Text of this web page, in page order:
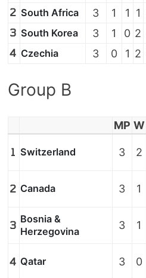
2 South Africa 3 1 1 1
3 South Korea 3 1 0 2
4 Czechia 3 0 1 2
Group B
MP W
1 Switzerland 3 2
2 Canada 3 1
3 Bosnia &
Herzegovina
3 1
4 Qatar 3 0